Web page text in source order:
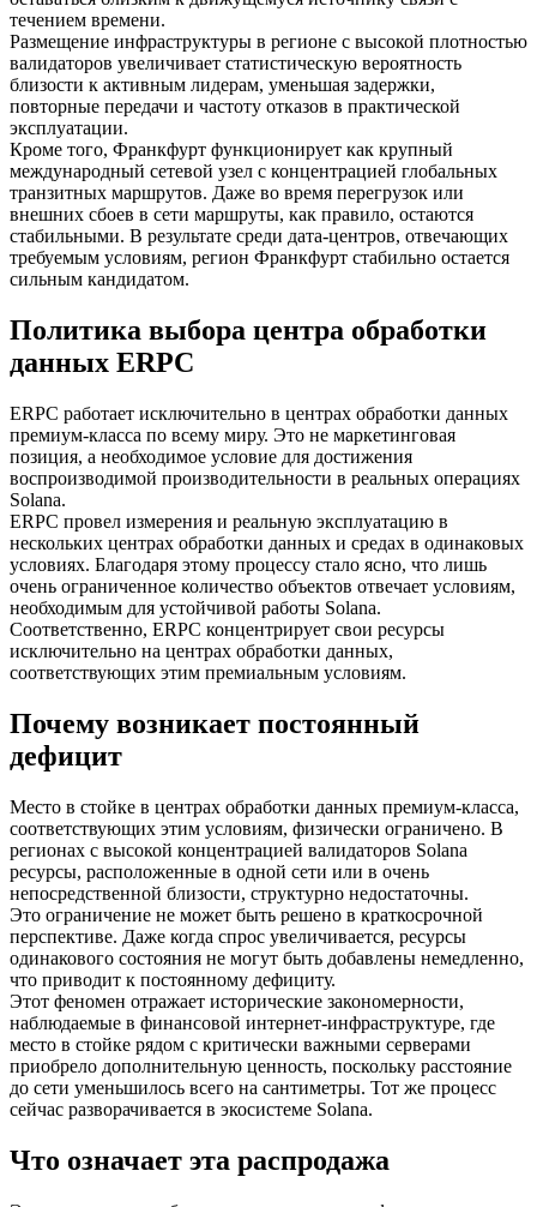
течением времени.
Размещение инфраструктуры в регионе с высокой плотностью
валидаторов увеличивает статистическую вероятность
близости к активным лидерам, уменьшая задержки,
повторные передачи и частоту отказов в практической
эксплуатации.
Кроме того, Франкфурт функционирует как крупный
международный сетевой узел с концентрацией глобальных
транзитных маршрутов. Даже во время перегрузок или
внешних сбоев в сети маршруты, как правило, остаются
стабильными. В результате среди дата-центров, отвечающих
требуемым условиям, регион Франкфурт стабильно остается
сильным кандидатом.
Политика выбора центра обработки
данных ERPC
ERPC работает исключительно в центрах обработки данных
премиум-класса по всему миру. Это не маркетинговая
позиция, а необходимое условие для достижения
воспроизводимой производительности в реальных операциях
Solana.
ERPC провел измерения и реальную эксплуатацию в
нескольких центрах обработки данных и средах в одинаковых
условиях. Благодаря этому процессу стало ясно, что лишь
очень ограниченное количество объектов отвечает условиям,
необходимым для устойчивой работы Solana.
Соответственно, ERPC концентрирует свои ресурсы
исключительно на центрах обработки данных,
соответствующих этим премиальным условиям.
Почему возникает постоянный
дефицит
Место в стойке в центрах обработки данных премиум-класса,
соответствующих этим условиям, физически ограничено. В
регионах с высокой концентрацией валидаторов Solana
ресурсы, расположенные в одной сети или в очень
непосредственной близости, структурно недостаточны.
Это ограничение не может быть решено в краткосрочной
перспективе. Даже когда спрос увеличивается, ресурсы
одинакового состояния не могут быть добавлены немедленно,
что приводит к постоянному дефициту.
Этот феномен отражает исторические закономерности,
наблюдаемые в финансовой интернет-инфраструктуре, где
место в стойке рядом с критически важными серверами
приобрело дополнительную ценность, поскольку расстояние
до сети уменьшилось всего на сантиметры. Тот же процесс
сейчас разворачивается в экосистеме Solana.
Что означает эта распродажа